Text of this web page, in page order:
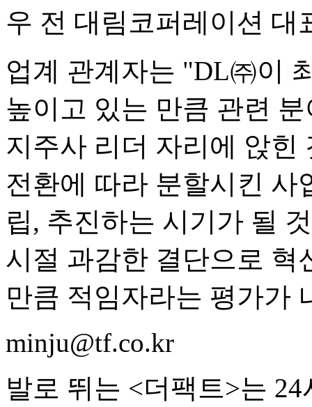
우 전 대림코퍼레이션 대
업계 관계자는 "DL㈜이
높이고 있는 만큼 관련
지주사 리더 자리에 앉
전환에 따라 분할시킨 사
립, 추진하는 시기가 될
시절 과감한 결단으로 혁
만큼 적임자라는 평가가
minju@tf.co.kr
발로 뛰는 <더팩트>는